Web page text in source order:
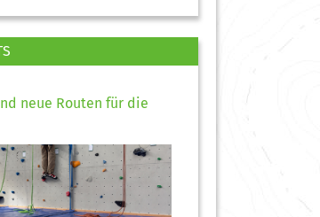
neue Routen für die